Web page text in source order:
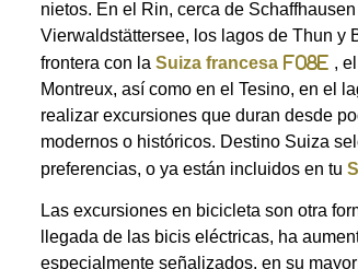
nietos. En el Rin, cerca de
Vierwaldstättersee, los lagos de Thun y
frontera con la Suiza francesa
,
Montreux, así como en el Tesino, en el
realizar excursiones que duran desde
modernos o históricos. Destino Suiza
preferencias, o ya están incluidos en tu
Las excursiones en bicicleta son otra
llegada de las bicis eléctricas, ha
especialmente señalizados, en su